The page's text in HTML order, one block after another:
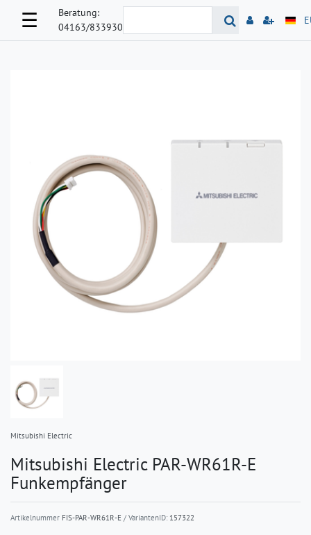
☰
Beratung:
04163/833930
Mitsubishi Electric
Mitsubishi Electric PAR-WR61R-E
Funkempfänger
Artikelnummer FIS-PAR-WR61R-E / VariantenID: 157322